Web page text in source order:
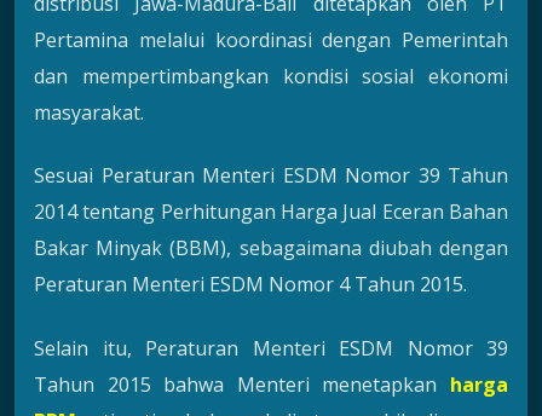
Pertamina melalui koordinasi dengan Pemerintah
dan mempertimbangkan kondisi sosial ekonomi
masyarakat.
Sesuai Peraturan Menteri ESDM Nomor 39 Tahun
2014 tentang Perhitungan Harga Jual Eceran Bahan
Bakar Minyak (BBM), sebagaimana diubah dengan
Peraturan Menteri ESDM Nomor 4 Tahun 2015.
Selain itu, Peraturan Menteri ESDM Nomor 39
Tahun 2015 bahwa Menteri menetapkan harga